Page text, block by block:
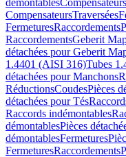
démontablesCompensateurs
CompensateursTraversées
FermeturesRaccordements
RaccordementsGeberit
détachées pour Geberit
1.4401 (AISI 316)Tubes
détachées pour Manchons
RéductionsCoudesPièces
détachées pour Tés
Raccords indémontables
démontablesPièces
démontablesFermetures
FermeturesRaccordements